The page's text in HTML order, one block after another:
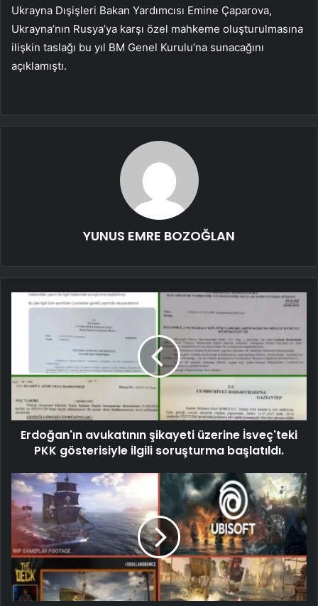
Ukrayna Dışişleri Bakan Yardımcısı Emine Çaparova,
Ukrayna’nın Rusya’ya karşı özel mahkeme oluşturulmasına
ilişkin taslağı bu yıl BM Genel Kurulu’na sunacağını
açıklamıştı.
YUNUS EMRE BOZOĞLAN
Erdoğan'ın avukatının şikayeti üzerine İsveç'teki
PKK gösterisiyle ilgili soruşturma başlatıldı.